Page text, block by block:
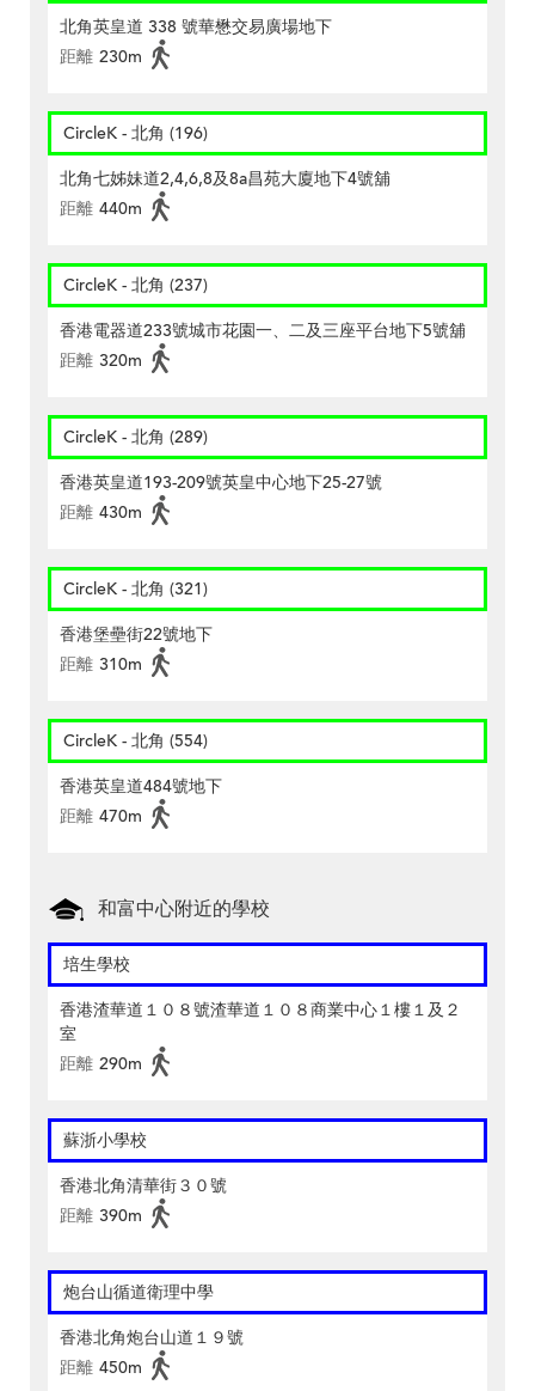
北角英皇道 338 號華懋交易廣場地下
距離 230m
CircleK - 北角 (196)
北角七姊妹道2,4,6,8及8a昌苑大廈地下4號舖
距離 440m
CircleK - 北角 (237)
香港電器道233號城市花園一、二及三座平台地下5號舖
距離 320m
CircleK - 北角 (289)
香港英皇道193-209號英皇中心地下25-27號
距離 430m
CircleK - 北角 (321)
香港堡壘街22號地下
距離 310m
CircleK - 北角 (554)
香港英皇道484號地下
距離 470m
和富中心附近的學校
培生學校
香港渣華道１０８號渣華道１０８商業中心１樓１及２
室
距離 290m
蘇浙小學校
香港北角清華街３０號
距離 390m
炮台山循道衛理中學
香港北角炮台山道１９號
距離 450m